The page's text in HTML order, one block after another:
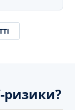
ризики?